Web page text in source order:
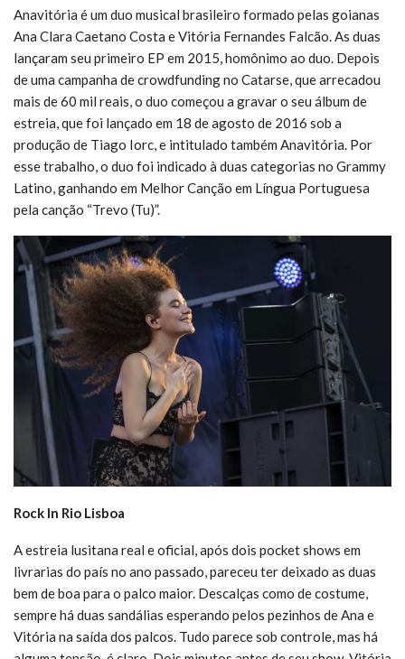
Anavitória é um duo musical brasileiro formado pelas goianas
Ana Clara Caetano Costa e Vitória Fernandes Falcão. As duas
lançaram seu primeiro EP em 2015, homônimo ao duo. Depois
de uma campanha de crowdfunding no Catarse, que arrecadou
mais de 60 mil reais, o duo começou a gravar o seu álbum de
estreia, que foi lançado em 18 de agosto de 2016 sob a
produção de Tiago Iorc, e intitulado também Anavitória. Por
esse trabalho, o duo foi indicado à duas categorias no Grammy
Latino, ganhando em Melhor Canção em Língua Portuguesa
pela canção “Trevo (Tu)”.
Rock In Rio Lisboa
A estreia lusitana real e oficial, após dois pocket shows em
livrarias do país no ano passado, pareceu ter deixado as duas
bem de boa para o palco maior. Descalças como de costume,
sempre há duas sandálias esperando pelos pezinhos de Ana e
Vitória na saída dos palcos. Tudo parece sob controle, mas há